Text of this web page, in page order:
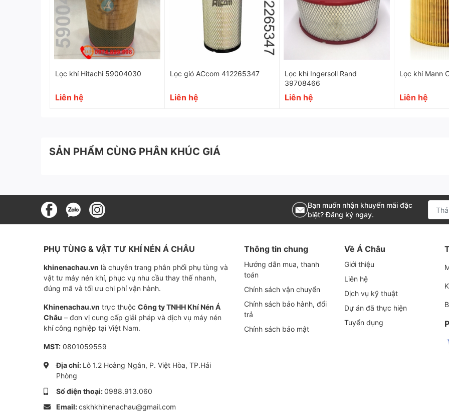
Ưu điểm
làm việc của máy nén khí.
• Tuổi thọ bền bỉ: Thời gian sử dụng lâu dài, giảm thiểu tần suất thay thế, tiết kiệm chi phí bảo trì.
• Chất liệu cao cấp: Sử dụng vật liệu lọc chất lượng cao, đảm bảo độ bền và hiệu quả lọc.
• Dễ dàng lắp đặt: Thiết kế đơn giản, thuận tiện cho việc lắp đặt và bảo trì.
• Giá thành hợp lý: Sản phẩm chính hãng với giá cả cạnh tranh, phù hợp với nhu cầu của người sử
dụng.
Lợi ích
• Bảo vệ máy nén khí: Ngăn chặn bụi bẩn xâm nhập vào hệ thống, giảm thiểu ma sát và hư hỏng
các bộ phận bên trong.
• Kéo dài tuổi thọ máy nén: Giúp máy nén hoạt động ổn định và bền bỉ hơn.
Lọc khí Hitachi 59004030
Liên hệ
Lọc gió ACcom 412265347
Liên hệ
Lọc khí Ingersoll Rand
39708466
Liên hệ
Lọc khí Mann
Liên hệ
SẢN PHẨM CÙNG PHÂN KHÚC GIÁ
Bạn muốn nhận khuyến mãi đặc
biệt? Đăng ký ngay.
PHỤ TÙNG & VẬT TƯ KHÍ NÉN Á CHÂU
khinenachau.vn là chuyên trang phân phối phụ tùng và
vật tư máy nén khí, phục vụ nhu cầu thay thế nhanh,
đúng mã và tối ưu chi phí vận hành.
Khinenachau.vn trực thuộc Công ty TNHH Khí Nén Á
Châu – đơn vị cung cấp giải pháp và dịch vụ máy nén
khí công nghiệp tại Việt Nam.
MST: 0801059559
Địa chỉ: Lô 1.2 Hoàng Ngân, P. Việt Hòa, TP.Hải
Phòng
Số điện thoại:0988.913.060
Email:cskhkhinenachau@gmail.com
Thông tin chung
Hướng dẫn mua, thanh
toán
Chính sách vận chuyển
Chính sách bảo hành, đổi
trả
Chính sách bảo mật
Về Á Châu
Giới thiệu
Liên hệ
Dịch vụ kỹ thuật
Dự án đã thực hiện
Tuyển dụng